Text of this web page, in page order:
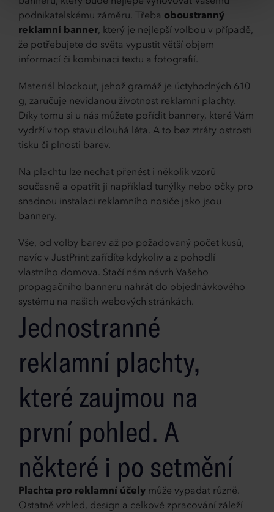
podnikatelskému záměru. Třeba oboustranný
reklamní banner, který je nejlepší volbou v případě,
že potřebujete do světa vypustit větší objem
informací či kombinaci textu a fotografií.
Materiál blockout, jehož gramáž je úctyhodných 610
g, zaručuje nevídanou životnost reklamní plachty.
Díky tomu si u nás můžete pořídit bannery, které Vám
vydrží v top stavu dlouhá léta. A to bez ztráty ostrosti
tisku či plnosti barev.
Na plachtu lze nechat přenést i několik vzorů
současně a opatřit ji například tunýlky nebo očky pro
snadnou instalaci reklamního nosiče jako jsou
bannery.
Vše, od volby barev až po požadovaný počet kusů,
navíc v JustPrint zařídíte kdykoliv a z pohodlí
vlastního domova. Stačí nám návrh Vašeho
propagačního banneru nahrát do objednávkového
systému na našich webových stránkách.
Jednostranné
reklamní plachty,
které zaujmou na
první pohled. A
některé i po setmění
Plachta pro reklamní účely může vypadat různě.
Ostatně vzhled, design a celkové zpracování záleží